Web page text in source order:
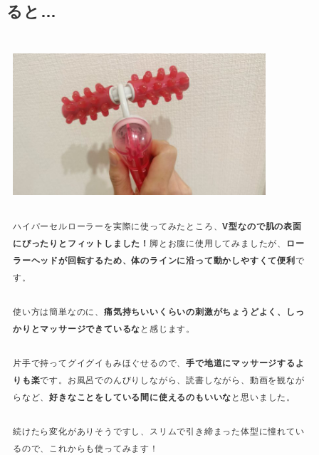
ると…
ハイパーセルローラーを実際に使ってみたところ、V型なので肌の表面
にぴったりとフィットしました！ 脚とお腹に使用してみましたが、
ロー
ラーヘッドが回転するため、体のラインに沿って動かしやすくて便利 で
す。
使い方は簡単なのに、 痛気持ちいいくらいの刺激がちょうどよく、しっ
かりとマッサージできているな と感じます。
片手で持ってグイグイもみほぐせるので、手で地道にマッサージするよ
りも楽です。お風呂でのんびりしながら、読書しながら、動画を観なが
らなど、好きなことをしている間に使えるのもいいな と思いました。
続けたら変化がありそうですし、スリムで引き締まった体型に憧れてい
るので、これからも使ってみます！